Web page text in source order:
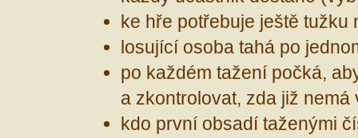
ke hře potřebuje ještě
losující osoba tahá po
po každém tažení počká,
a zkontrolovat, zda již nemá
kdo první obsadí taženými